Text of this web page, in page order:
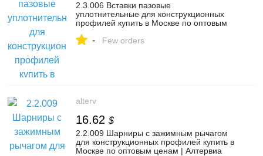
2.3.006 Вставки пазовые
уплотнительные для конструкционных
профилей купить в Москве по оптовым
- Few orders
alterv
16.62 $
2.2.009 Шарниры с зажимным рычагом
для конструкционных профилей купить в
Москве по оптовым ценам | Алтервиа